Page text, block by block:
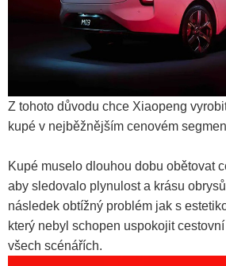
Z tohoto důvodu chce Xiaopeng
kupé v nejběžnějším cenovém
Kupé muselo dlouhou dobu obětovat
aby sledovalo plynulost a krásu
následek obtížný problém jak s
který nebyl schopen uspokojit
všech scénářích.